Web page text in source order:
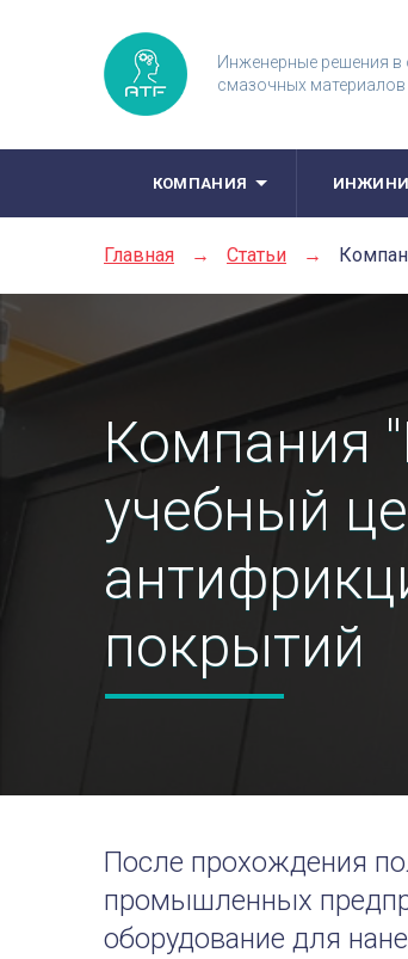
Инженерные решения в
смазочных материалов
КОМПАНИЯ
Главная → Статьи →
Компания
учебный
покрытий
После прохождения
промышленных
оборудование для